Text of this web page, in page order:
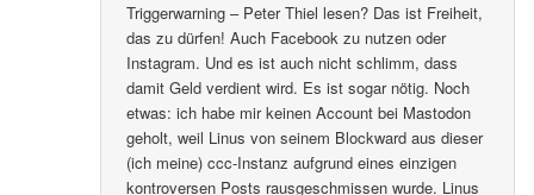
Triggerwarning – Peter Thiel lesen? Das ist Freiheit,
das zu dürfen! Auch Facebook zu nutzen oder
Instagram. Und es ist auch nicht schlimm, dass
damit Geld verdient wird. Es ist sogar nötig. Noch
etwas: ich habe mir keinen Account bei Mastodon
geholt, weil Linus von seinem Blockward aus dieser
(ich meine) ccc-Instanz aufgrund eines einzigen
kontroversen Posts rausgeschmissen wurde. Linus